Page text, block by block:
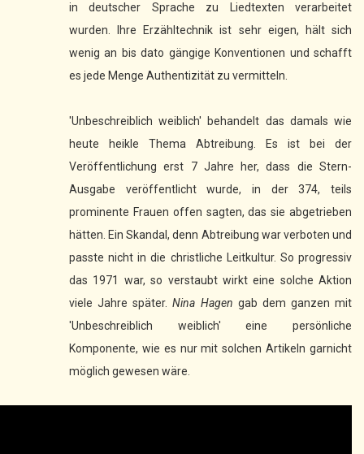
in deutscher Sprache zu Liedtexten verarbeitet
wurden. Ihre Erzähltechnik ist sehr eigen, hält sich
wenig an bis dato gängige Konventionen und schafft
es jede Menge Authentizität zu vermitteln.
'Unbeschreiblich weiblich' behandelt das damals wie
heute heikle Thema Abtreibung. Es ist bei der
Veröffentlichung erst 7 Jahre her, dass die Stern-
Ausgabe veröffentlicht wurde, in der 374, teils
prominente Frauen offen sagten, das sie abgetrieben
hätten. Ein Skandal, denn Abtreibung war verboten und
passte nicht in die christliche Leitkultur. So progressiv
das 1971 war, so verstaubt wirkt eine solche Aktion
viele Jahre später.Nina Hagen gab dem ganzen mit
'Unbeschreiblich weiblich' eine persönliche
Komponente, wie es nur mit solchen Artikeln garnicht
möglich gewesen wäre.